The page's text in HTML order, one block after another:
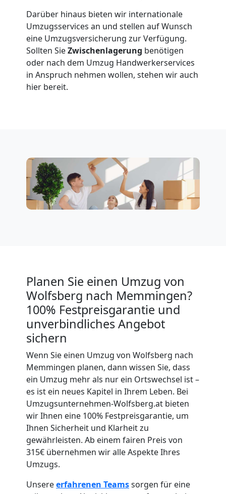
Darüber hinaus bieten wir internationale
Umzugsservices an und stellen auf Wunsch
eine Umzugsversicherung zur Verfügung.
Sollten SieZwischenlagerung benötigen
oder nach dem Umzug Handwerkerservices
in Anspruch nehmen wollen, stehen wir auch
hier bereit.
Planen Sie einen Umzug von
Wolfsberg nach Memmingen?
100% Festpreisgarantie und
unverbindliches Angebot
sichern
Wenn Sie einen Umzug von Wolfsberg nach
Memmingen planen, dann wissen Sie, dass
ein Umzug mehr als nur ein Ortswechsel ist –
es ist ein neues Kapitel in Ihrem Leben. Bei
Umzugsunternehmen-Wolfsberg.at bieten
wir Ihnen eine 100% Festpreisgarantie, um
Ihnen Sicherheit und Klarheit zu
gewährleisten. Ab einem fairen Preis von
315€ übernehmen wir alle Aspekte Ihres
Umzugs.
Unsereerfahrenen Teamssorgen für eine
Übersiedlung
Wolfsberg
Klaviertransport
Wolfsberg
Tresortransport
Umzug
für
Senioren
Wolfsberg
Fernumzug
Wolfsberg